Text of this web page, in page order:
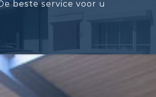
beste service voor u